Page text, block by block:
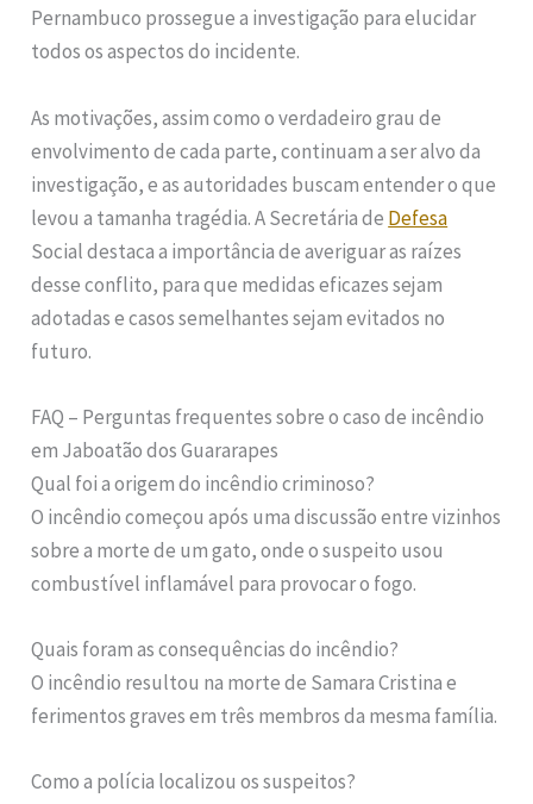
Pernambuco prossegue a investigação para elucidar
todos os aspectos do incidente.
As motivações, assim como o verdadeiro grau de
envolvimento de cada parte, continuam a ser alvo da
investigação, e as autoridades buscam entender o que
levou a tamanha tragédia. A Secretária de Defesa
Social destaca a importância de averiguar as raízes
desse conflito, para que medidas eficazes sejam
adotadas e casos semelhantes sejam evitados no
futuro.
FAQ – Perguntas frequentes sobre o caso de incêndio
em Jaboatão dos Guararapes
Qual foi a origem do incêndio criminoso?
O incêndio começou após uma discussão entre vizinhos
sobre a morte de um gato, onde o suspeito usou
combustível inflamável para provocar o fogo.
Quais foram as consequências do incêndio?
O incêndio resultou na morte de Samara Cristina e
ferimentos graves em três membros da mesma família.
Como a polícia localizou os suspeitos?